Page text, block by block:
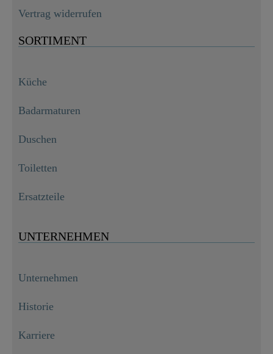
Vertrag widerrufen
SORTIMENT
Küche
Badarmaturen
Duschen
Toiletten
Ersatzteile
UNTERNEHMEN
Unternehmen
Historie
Karriere